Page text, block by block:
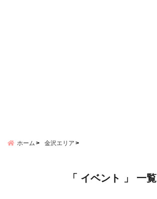
ホーム 金沢エリア
「 イベント 」 一覧